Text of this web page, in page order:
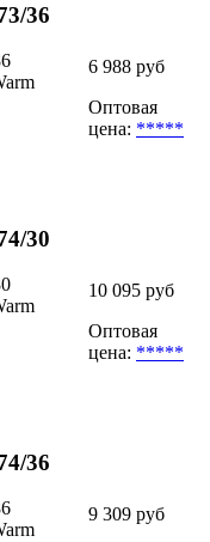
36
6 988 руб
Оптовая
цена: *****
30
10 095 руб
Оптовая
цена: *****
36
9 309 руб